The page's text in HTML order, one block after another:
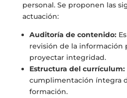
personal. Se proponen las
actuación:
Auditoría de contenido:
revisión de la información
proyectar integridad.
Estructura del currículum:
cumplimentación íntegra
formación.